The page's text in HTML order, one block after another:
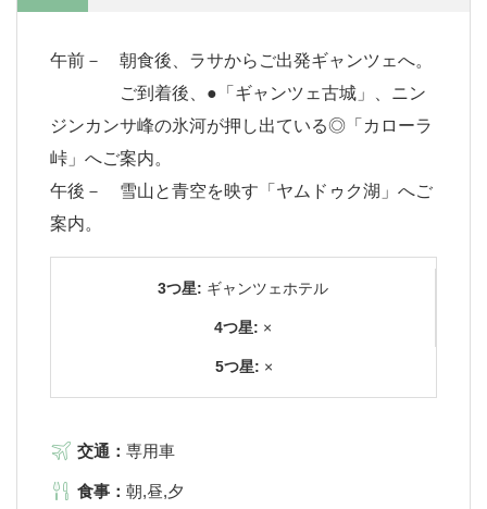
午前－ 朝食後、ラサからご出発ギャンツェへ。
ご到着後、●「ギャンツェ古城」、ニン
ジンカンサ峰の氷河が押し出ている◎「カローラ
峠」へご案内。
午後－ 雪山と青空を映す「ヤムドゥク湖」へご
案内。
3つ星: ギャンツェホテル
4つ星: ×
5つ星: ×
交通： 専用車
食事： 朝,昼,夕